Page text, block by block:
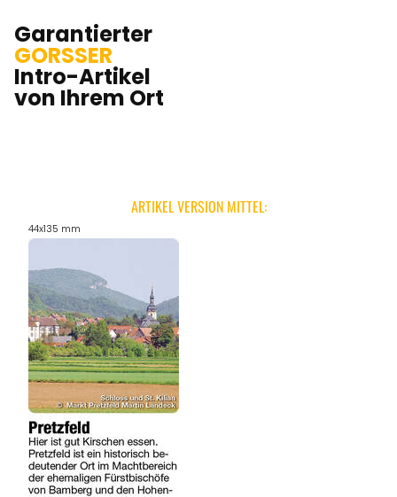
Garantierter
GORSSER
Intro-Artikel
von Ihrem Ort
ARTIKEL VERSION MITTEL:
44x135 mm